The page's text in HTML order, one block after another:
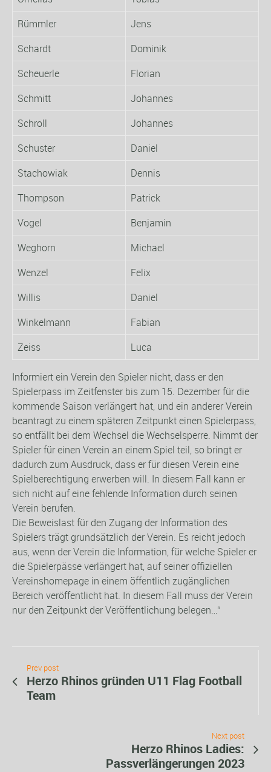
Rümmler
Jens
Schardt
Dominik
Scheuerle
Florian
Schmitt
Johannes
Schroll
Johannes
Schuster
Daniel
Stachowiak
Dennis
Thompson
Patrick
Vogel
Benjamin
Weghorn
Michael
Wenzel
Felix
Willis
Daniel
Winkelmann
Fabian
Zeiss
Luca
Informiert ein Verein den Spieler nicht, dass er den
Spielerpass im Zeitfenster bis zum 15. Dezember für die
kommende Saison verlängert hat, und ein anderer Verein
beantragt zu einem späteren Zeitpunkt einen Spielerpass,
so entfällt bei dem Wechsel die Wechselsperre. Nimmt der
Spieler für einen Verein an einem Spiel teil, so bringt er
dadurch zum Ausdruck, dass er für diesen Verein eine
Spielberechtigung erwerben will. In diesem Fall kann er
sich nicht auf eine fehlende Information durch seinen
Verein berufen.
Die Beweislast für den Zugang der Information des
Spielers trägt grundsätzlich der Verein. Es reicht jedoch
aus, wenn der Verein die Information, für welche Spieler er
die Spielerpässe verlängert hat, auf seiner offiziellen
Vereinshomepage in einem öffentlich zugänglichen
Bereich veröffentlicht hat. In diesem Fall muss der Verein
nur den Zeitpunkt der Veröffentlichung belegen…“
Prev post
Herzo Rhinos gründen U11 Flag Football
Team
Next post
Herzo Rhinos Ladies:
Passverlängerungen 2023